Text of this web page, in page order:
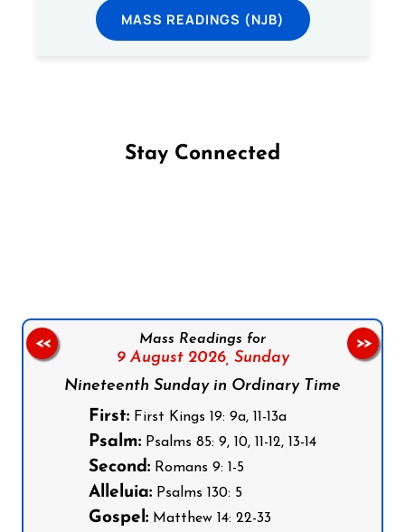
MASS READINGS (NJB)
Stay Connected
Mass Readings for
9 August 2026, Sunday
Nineteenth Sunday in Ordinary Time
First: First Kings 19: 9a, 11-13a
Psalm: Psalms 85: 9, 10, 11-12, 13-14
Second: Romans 9: 1-5
Alleluia: Psalms 130: 5
Gospel: Matthew 14: 22-33
<< >>